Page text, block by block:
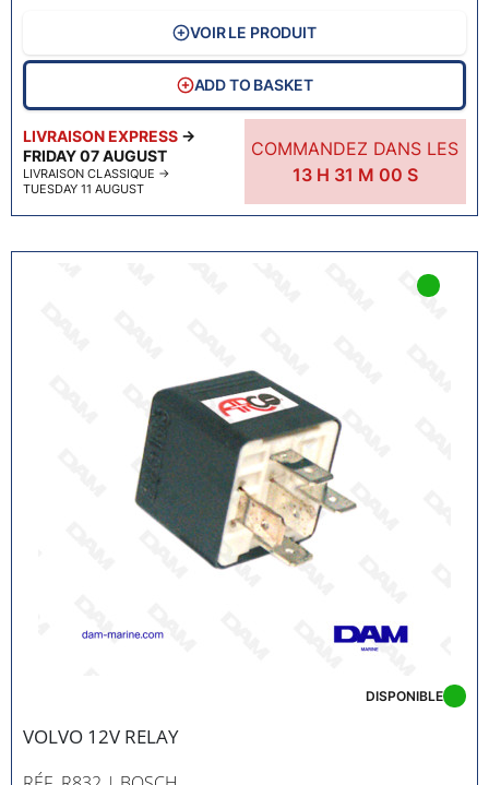
LIVRAISON EXPRESS →
FRIDAY 07 AUGUST
LIVRAISON CLASSIQUE →
TUESDAY 11 AUGUST
COMMANDEZ DANS LES
13H 30 M59 S
VOIR LE PRODUIT
ADD TO BASKET
VOLVO 12V RELAY
DISPONIBLE